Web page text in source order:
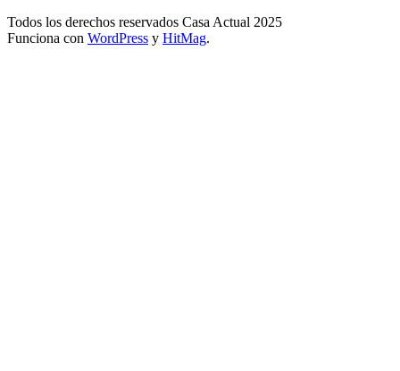
Todos los derechos reservados Casa Actual 2025
Funciona con WordPress y HitMag.